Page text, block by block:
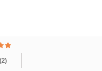
2)